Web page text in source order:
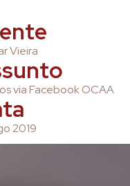
Vieira
via Facebook OCAA
2019